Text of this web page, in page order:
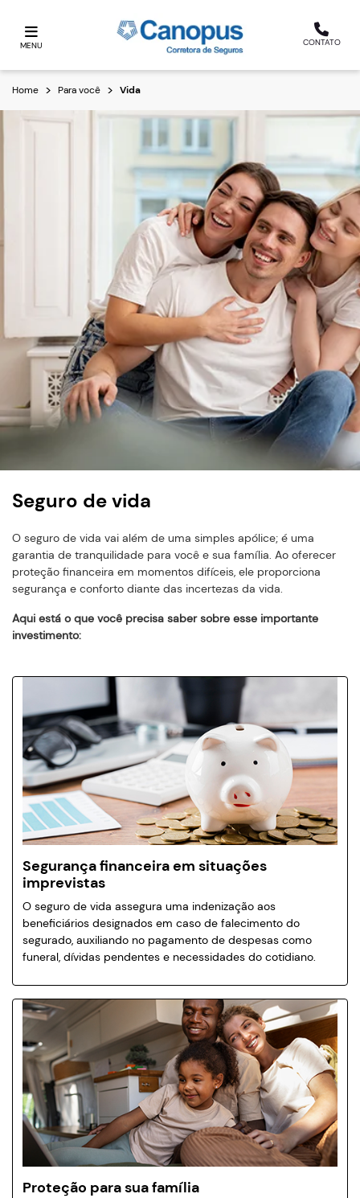
MENU CONTATO
Home Para você Vida
Seguro de vida
O seguro de vida vai além de uma simples apólice; é uma
garantia de tranquilidade para você e sua família. Ao oferecer
proteção financeira em momentos difíceis, ele proporciona
segurança e conforto diante das incertezas da vida.
Aqui está o que você precisa saber sobre esse importante
investimento:
Segurança financeira em situações
imprevistas
O seguro de vida assegura uma indenização aos
beneficiários designados em caso de falecimento do
segurado, auxiliando no pagamento de despesas como
funeral, dívidas pendentes e necessidades do cotidiano.
Proteção para sua família